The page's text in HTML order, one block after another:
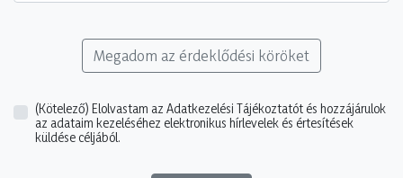
Megadom az érdeklődési köröket
(Kötelező) Elolvastam az Adatkezelési Tájékoztatót és hozzájárulok
az adataim kezeléséhez elektronikus hírlevelek és értesítések
küldése céljából.